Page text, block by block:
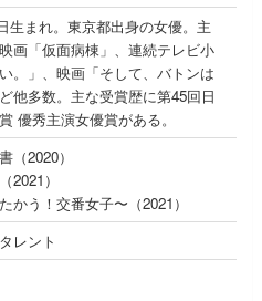
生まれ。東京都出身の女優。主
画「仮面病棟」、連続テレビ小
。」、映画「そして、バトンは
他多数。主な受賞歴に第45回日
優秀主演女優賞がある。
（2020）
2021）
かう！交番女子〜（2021）
レント